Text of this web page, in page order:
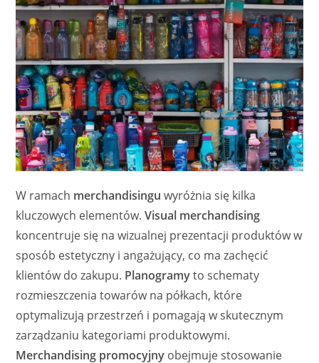
W ramach merchandisingu wyróżnia się kilka
kluczowych elementów.Visual merchandising
koncentruje się na wizualnej prezentacji produktów w
sposób estetyczny i angażujący, co ma zachęcić
klientów do zakupu. Planogramyto schematy
rozmieszczenia towarów na półkach, które
optymalizują przestrzeń i pomagają w skutecznym
zarządzaniu kategoriami produktowymi.
Merchandising promocyjny obejmuje stosowanie